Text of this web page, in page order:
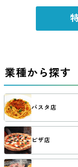
業種から探す
パスタ店
ピザ店